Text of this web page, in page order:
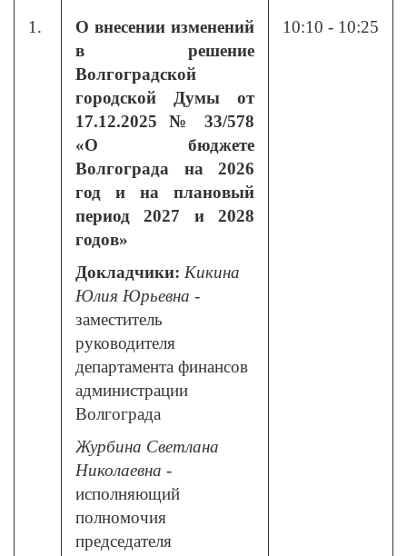
1.
О внесении изменений
в решение
Волгоградской
городской Думы от
17.12.2025 № 33/578
«О бюджете
Волгограда на 2026
год и на плановый
период 2027 и 2028
годов»
Докладчики: Кикина
Юлия Юрьевна -
заместитель
руководителя
департамента финансов
администрации
Волгограда
Журбина Светлана
Николаевна -
исполняющий
полномочия
председателя
10:10 - 10:25